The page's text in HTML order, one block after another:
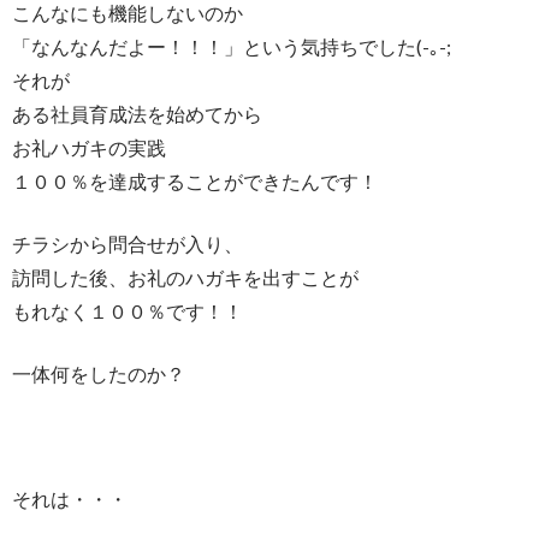
こんなにも機能しないのか
「なんなんだよー！！！」という気持ちでした(-｡-;
それが
ある社員育成法を始めてから
お礼ハガキの実践
１００％を達成することができたんです！
チラシから問合せが入り、
訪問した後、お礼のハガキを出すことが
もれなく１００％です！！
一体何をしたのか？
それは・・・